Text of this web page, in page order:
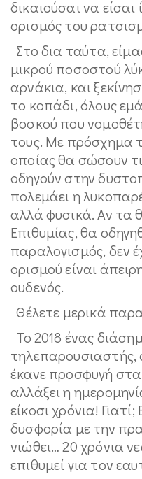
δικαιούσαι να είσαι
ορισμός του
Στο δια ταύτα,
μικρού ποσοστού
αρνάκια, και
το κοπάδι, όλους
βοσκού που
τους. Με πρόσχημα
οποίας θα σώσουν
οδηγούν στην
πολεμάει η
αλλά φυσικά. Αν τα
Επιθυμίας, θα
παραλογισμός, δεν
ορισμού είναι
ουδενός.
Θέλετε μερικά
Το 2018 ένας
έκανε προσφυγή
αλλάξει η
είκοσι χρόνια!
δυσφορία με την
νιώθει… 20 χρόνια
επιθυμεί για τον